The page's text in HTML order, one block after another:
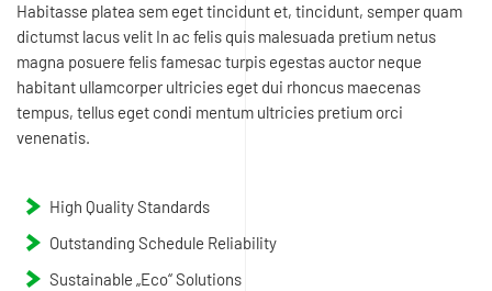
Habitasse platea sem eget tincidunt et, tincidunt, semper quam
dictumst lacus velit In ac felis quis malesuada pretium netus
magna posuere felis famesac turpis egestas auctor neque
habitant ullamcorper ultricies eget dui rhoncus maecenas
tempus, tellus eget condi mentum ultricies pretium orci
venenatis.
High Quality Standards
Outstanding Schedule Reliability
Sustainable „Eco“ Solutions